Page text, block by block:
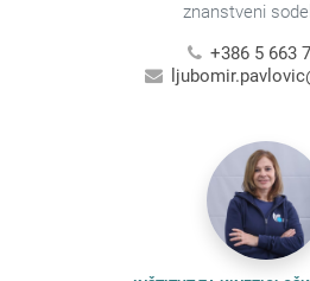
znanstveni
+386 5 663